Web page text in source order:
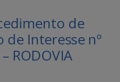
de
de Interesse nº
RODOVIA